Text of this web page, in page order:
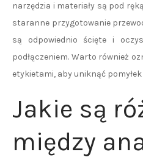
narzędzia i materiały są pod
staranne przygotowanie
są odpowiednio ścięte i
podłączeniem. Warto również
etykietami, aby uniknąć
Jakie są
między